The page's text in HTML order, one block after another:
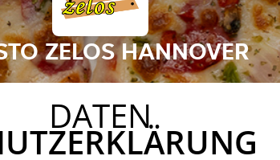
ZELOS HANNOVER
DATEN